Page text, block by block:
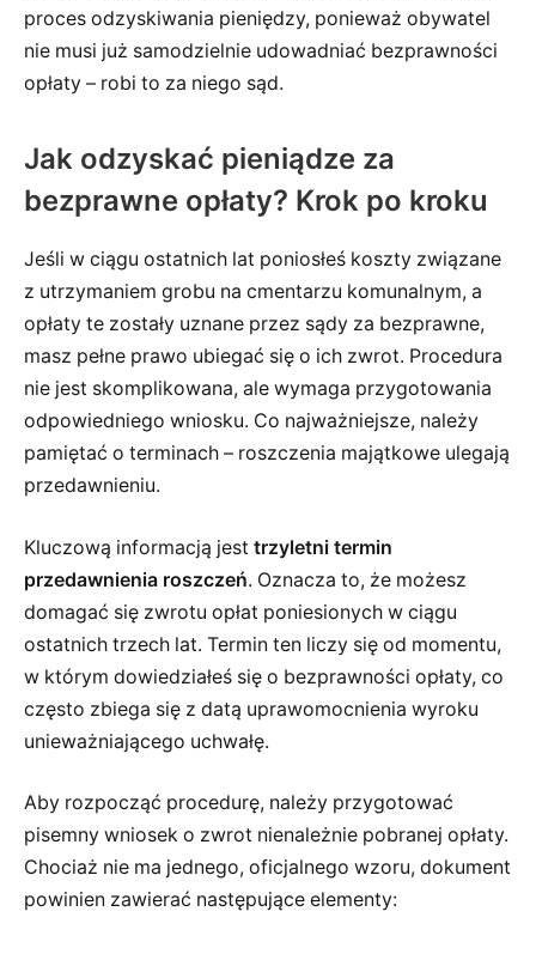
proces odzyskiwania pieniędzy, ponieważ obywatel
nie musi już samodzielnie udowadniać bezprawności
opłaty – robi to za niego sąd.
Jak odzyskać pieniądze za
bezprawne opłaty? Krok po kroku
Jeśli w ciągu ostatnich lat poniosłeś koszty związane
z utrzymaniem grobu na cmentarzu komunalnym, a
opłaty te zostały uznane przez sądy za bezprawne,
masz pełne prawo ubiegać się o ich zwrot. Procedura
nie jest skomplikowana, ale wymaga przygotowania
odpowiedniego wniosku. Co najważniejsze, należy
pamiętać o terminach – roszczenia majątkowe ulegają
przedawnieniu.
Kluczową informacją jest trzyletni termin
przedawnienia roszczeń. Oznacza to, że możesz
domagać się zwrotu opłat poniesionych w ciągu
ostatnich trzech lat. Termin ten liczy się od momentu,
w którym dowiedziałeś się o bezprawności opłaty, co
często zbiega się z datą uprawomocnienia wyroku
unieważniającego uchwałę.
Aby rozpocząć procedurę, należy przygotować
pisemny wniosek o zwrot nienależnie pobranej opłaty.
Chociaż nie ma jednego, oficjalnego wzoru, dokument
powinien zawierać następujące elementy: